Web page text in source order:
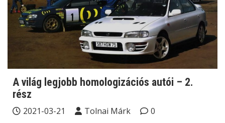
A világ legjobb homologizációs autói – 2.
rész
2021-03-21 Tolnai Márk
0